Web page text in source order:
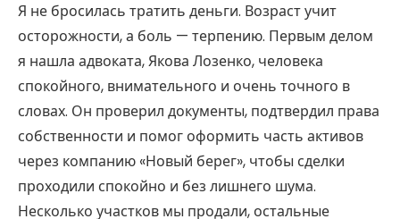
Я не бросилась тратить деньги. Возраст учит
осторожности, а боль — терпению. Первым делом
я нашла адвоката, Якова Лозенко, человека
спокойного, внимательного и очень точного в
словах. Он проверил документы, подтвердил права
собственности и помог оформить часть активов
через компанию «Новый берег», чтобы сделки
проходили спокойно и без лишнего шума.
Несколько участков мы продали, остальные